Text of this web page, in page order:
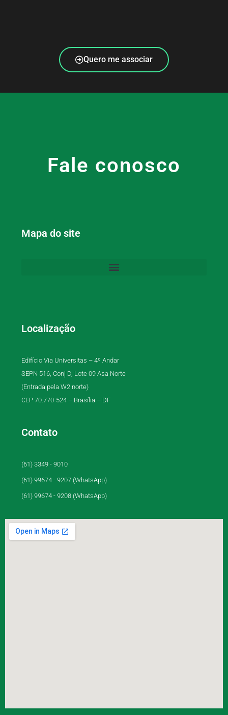
Quero me associar
Fale conosco
Mapa do site
Localização
Edifício Via Universitas – 4º Andar
SEPN 516, Conj D, Lote 09 Asa Norte
(Entrada pela W2 norte)
CEP 70.770-524 – Brasília – DF
Contato
(61) 3349 - 9010
(61) 99674 - 9207 (WhatsApp)
(61) 99674 - 9208 (WhatsApp)